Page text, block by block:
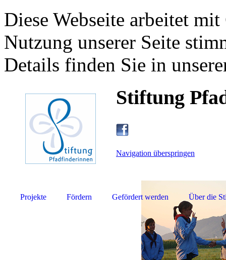
Diese Webseite arbeitet
Nutzung unserer Seite
Details finden Sie in
Stiftung
Navigation überspringen
Projekte Fördern Gefördert werden Über die